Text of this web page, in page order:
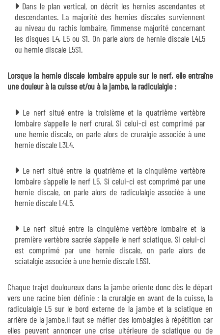
Dans le plan vertical, on décrit les hernies ascendantes et
descendantes. La majorité des hernies discales surviennent
au niveau du rachis lombaire, l'immense majorité concernant
les disques L4, L5 ou S1. On parle alors de hernie discale L4L5
ou hernie discale L5S1.
Lorsque la hernie discale lombaire appuie sur le nerf, elle entraîne
une douleur à la cuisse et/ou à la jambe, la radiculalgie :
Le nerf situé entre la troisième et la quatrième vertèbre
lombaire s’appelle le nerf crural. Si celui-ci est comprimé par
une hernie discale, on parle alors de cruralgie associée à une
hernie discale L3L4.
Le nerf situé entre la quatrième et la cinquième vertèbre
lombaire s’appelle le nerf L5. Si celui-ci est comprimé par une
hernie discale, on parle alors de radiculalgie associée à une
hernie discale L4L5.
Le nerf situé entre la cinquième vertèbre lombaire et la
première vertèbre sacrée s’appelle le nerf sciatique. Si celui-ci
est comprimé par une hernie discale, on parle alors de
sciatalgie associée à une hernie discale L5S1.
Chaque trajet douloureux dans la jambe oriente donc dès le départ
vers une racine bien définie : la cruralgie en avant de la cuisse, la
radiculalgie L5 sur le bord externe de la jambe et la sciatique en
arrière de la jambe.Il faut se méfier des lombalgies à répétition car
elles peuvent annoncer une crise ultérieure de sciatique ou de